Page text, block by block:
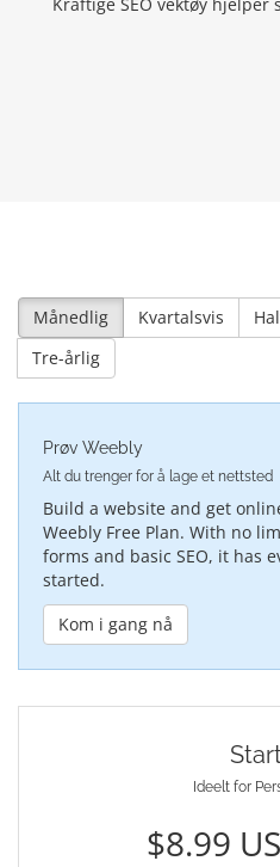
Månedlig Kvartalsvis
Tre-årlig
Prøv Weebly
Alt du trenger for å lage et nettsted
Build a website and get
Weebly Free Plan. With no
forms and basic SEO, it has
started.
Kom i gang nå
Ideelt for
$8.99